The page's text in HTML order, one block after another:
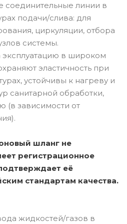
соединительные линии в
подачи/слива: для
циркуляции, отбора
системы.
эксплуатацию в широком
эластичность при
устойчивы к нагреву и
санитарной обработки,
(в зависимости от
шланг не
регистрационное
её
стандартам качества.
жидкостей/газов в